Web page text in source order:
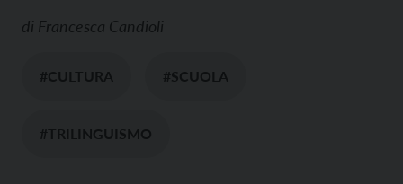
di Francesca Candioli
#CULTURA #SCUOLA
#TRILINGUISMO